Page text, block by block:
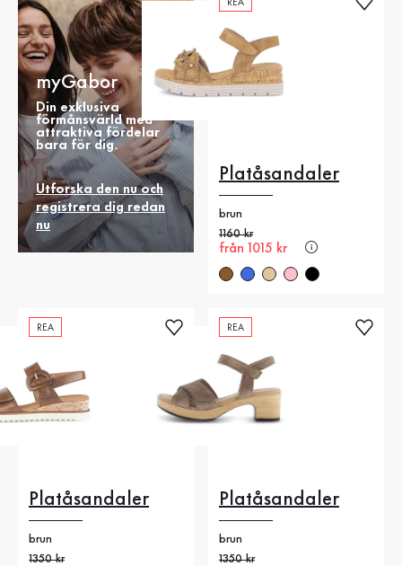
myGabor
Din exklusiva
förmånsvärld med
attraktiva fördelar
bara för dig.
Utforska den nu och
registrera dig redan
nu
REA
Platåsandaler
brun
Gammalt pris
1160 kr
Nytt pris
från 1015 kr
REA
Platåsandaler
brun
Gammalt pris
1350 kr
REA
Platåsandaler
brun
Gammalt pris
1350 kr